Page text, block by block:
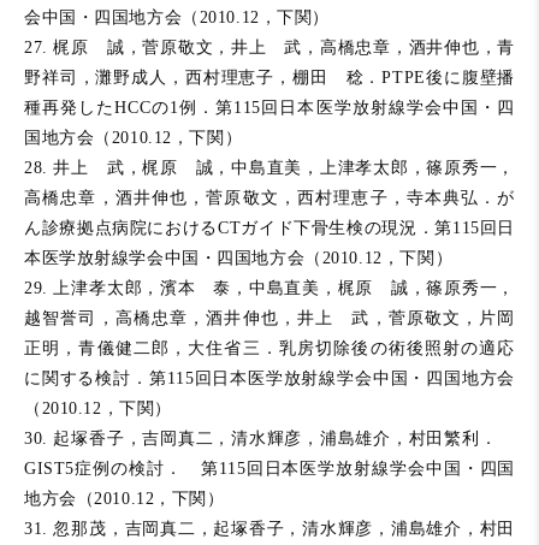
会中国・四国地方会（2010.12，下関）
27. 梶原 誠，菅原敬文，井上 武，高橋忠章，酒井伸也，青
野祥司，灘野成人，西村理恵子，棚田 稔．PTPE後に腹壁播
種再発したHCCの1例．第115回日本医学放射線学会中国・四
国地方会（2010.12，下関）
28. 井上 武，梶原 誠，中島直美，上津孝太郎，篠原秀一，
高橋忠章，酒井伸也，菅原敬文，西村理恵子，寺本典弘．が
ん診療拠点病院におけるCTガイド下骨生検の現況．第115回日
本医学放射線学会中国・四国地方会（2010.12，下関）
29. 上津孝太郎，濱本 泰，中島直美，梶原 誠，篠原秀一，
越智誉司，高橋忠章，酒井伸也，井上 武，菅原敬文，片岡
正明，青儀健二郎，大住省三．乳房切除後の術後照射の適応
に関する検討．第115回日本医学放射線学会中国・四国地方会
（2010.12，下関）
30. 起塚香子，吉岡真二，清水輝彦，浦島雄介，村田繁利．
GIST5症例の検討． 第115回日本医学放射線学会中国・四国
地方会（2010.12，下関）
31. 忽那茂，吉岡真二，起塚香子，清水輝彦，浦島雄介，村田